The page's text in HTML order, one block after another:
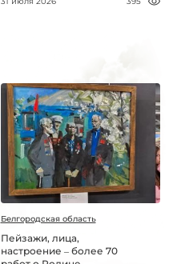
Белгородская область
Пейзажи, лица,
настроение – более 70